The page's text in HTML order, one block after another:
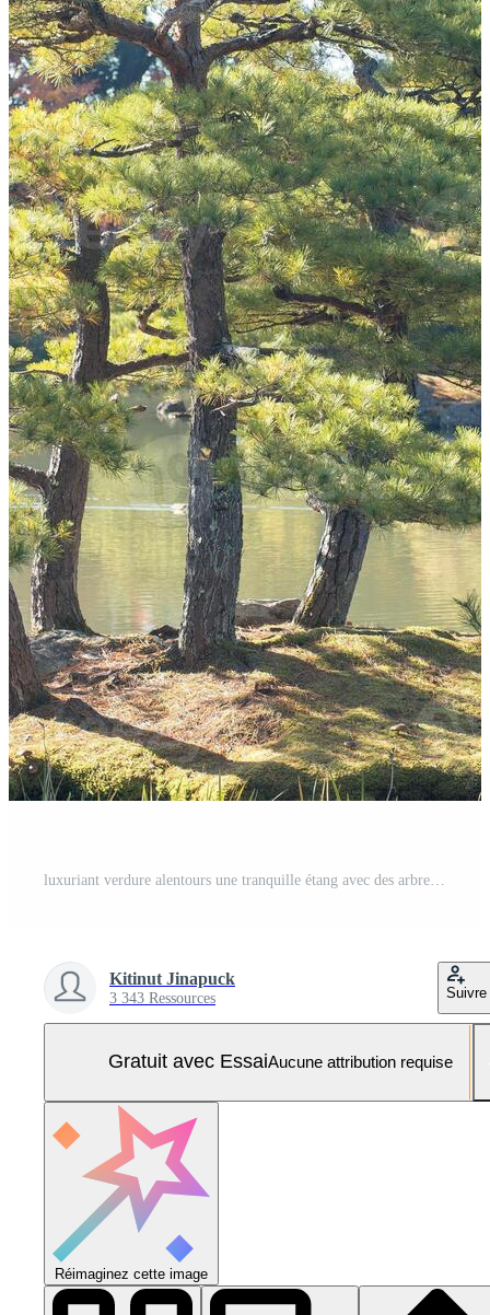
Kitinut Jinapuck
3 343 Ressources Suivre
Gratuit avec EssaiAucune attribution requise
Réimaginez cette image